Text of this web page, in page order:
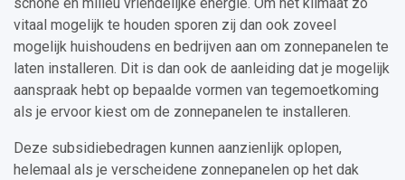
schone en milieu vriendelijke energie. Om het klimaat zo
vitaal mogelijk te houden sporen zij dan ook zoveel
mogelijk huishoudens en bedrijven aan om zonnepanelen te
laten installeren. Dit is dan ook de aanleiding dat je mogelijk
aanspraak hebt op bepaalde vormen van tegemoetkoming
als je ervoor kiest om de zonnepanelen te installeren.
Deze subsidiebedragen kunnen aanzienlijk oplopen,
helemaal als je verscheidene zonnepanelen op het dak